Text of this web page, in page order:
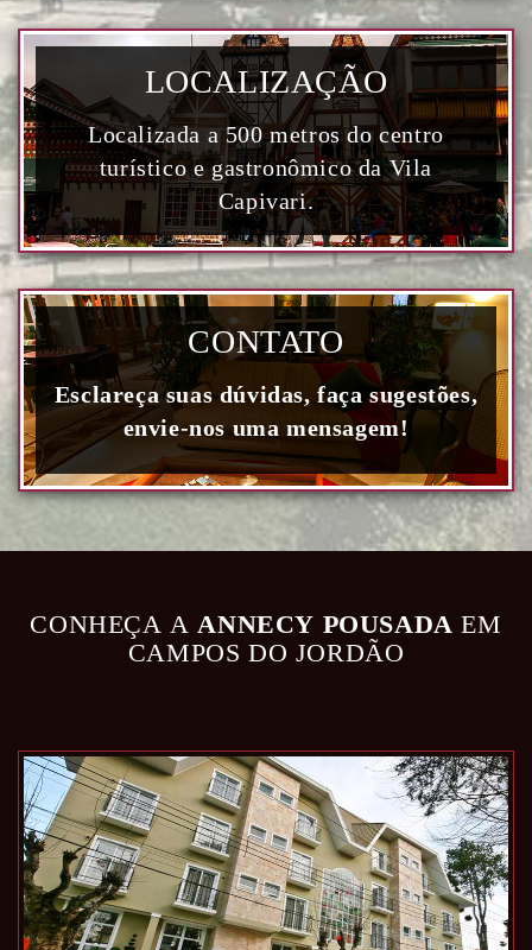
LOCALIZAÇÃO
Localizada a 500 metros do centro
turístico e gastronômico da Vila
Capivari.
CONTATO
Esclareça suas dúvidas, faça sugestões,
envie-nos uma mensagem!
CONHEÇA AANNECY POUSADA EM
CAMPOS DO JORDÃO